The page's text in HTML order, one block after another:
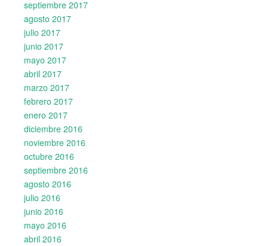
septiembre 2017
agosto 2017
julio 2017
junio 2017
mayo 2017
abril 2017
marzo 2017
febrero 2017
enero 2017
diciembre 2016
noviembre 2016
octubre 2016
septiembre 2016
agosto 2016
julio 2016
junio 2016
mayo 2016
abril 2016